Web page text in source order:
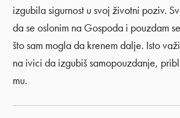
izgubila sigurnost u svoj životni poziv.
da se oslonim na Gospoda i pouzdam
što sam mogla da krenem dalje. Isto
na ivici da izgubiš samopouzdanje,
mu.